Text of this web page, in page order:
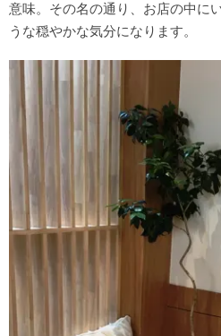
意味。その名の通り、お店の中に
うな穏やかな気分になります。